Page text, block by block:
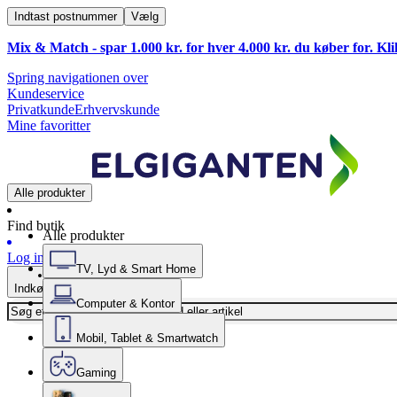
Indtast postnummer Vælg
Mix & Match - spar 1.000 kr. for hver 4.000 kr. du køber for.
Spring navigationen over
Kundeservice
PrivatkundeErhvervskunde
Mine favoritter
Alle produkter
Find butik
Log ind
Indkøbskurv
Alle produkter
TV, Lyd & Smart Home
Computer & Kontor
Mobil, Tablet & Smartwatch
Gaming